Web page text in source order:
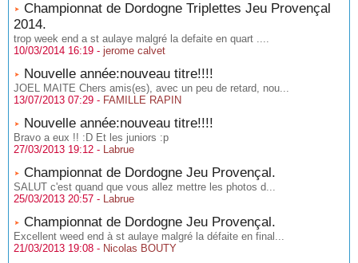
Championnat de Dordogne Triplettes Jeu Provençal
2014.
trop week end a st aulaye malgré la defaite en quart ....
10/03/2014 16:19 - jerome calvet
Nouvelle année:nouveau titre!!!!
JOEL MAITE Chers amis(es), avec un peu de retard, nou...
13/07/2013 07:29 - FAMILLE RAPIN
Nouvelle année:nouveau titre!!!!
Bravo a eux !! :D Et les juniors :p
27/03/2013 19:12 - Labrue
Championnat de Dordogne Jeu Provençal.
SALUT c'est quand que vous allez mettre les photos d...
25/03/2013 20:57 - Labrue
Championnat de Dordogne Jeu Provençal.
Excellent weed end à st aulaye malgré la défaite en final...
21/03/2013 19:08 - Nicolas BOUTY